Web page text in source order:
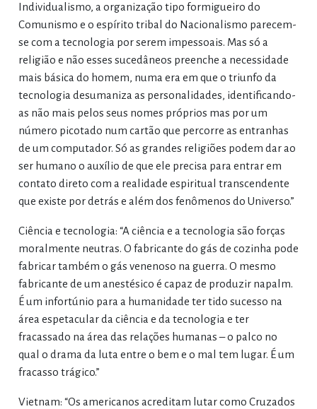
Individualismo, a organização tipo formigueiro do
Comunismo e o espírito tribal do Nacionalismo parecem-
se com a tecnologia por serem impessoais. Mas só a
religião e não esses sucedâneos preenche a necessidade
mais básica do homem, numa era em que o triunfo da
tecnologia desumaniza as personalidades, identificando-
as não mais pelos seus nomes próprios mas por um
número picotado num cartão que percorre as entranhas
de um computador. Só as grandes religiões podem dar ao
ser humano o auxílio de que ele precisa para entrar em
contato direto com a realidade espiritual transcendente
que existe por detrás e além dos fenômenos do Universo.”
Ciência e tecnologia: “A ciência e a tecnologia são forças
moralmente neutras. O fabricante do gás de cozinha pode
fabricar também o gás venenoso na guerra. O mesmo
fabricante de um anestésico é capaz de produzir napalm.
É um infortúnio para a humanidade ter tido sucesso na
área espetacular da ciência e da tecnologia e ter
fracassado na área das relações humanas – o palco no
qual o drama da luta entre o bem e o mal tem lugar. É um
fracasso trágico.”
Vietnam: “Os americanos acreditam lutar como Cruzados